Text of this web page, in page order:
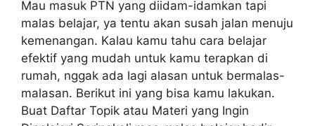
Mau masuk PTN yang diidam-idamkan tapi
malas belajar, ya tentu akan susah jalan menuju
kemenangan. Kalau kamu tahu cara belajar
efektif yang mudah untuk kamu terapkan di
rumah, nggak ada lagi alasan untuk bermalas-
malasan. Berikut ini yang bisa kamu lakukan.
Buat Daftar Topik atau Materi yang Ingin